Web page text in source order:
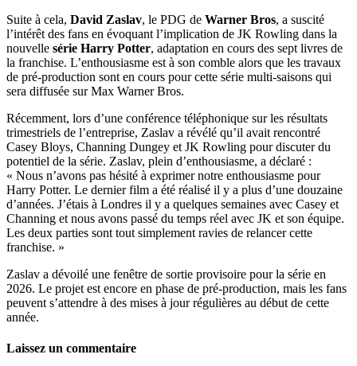
Suite à cela, David Zaslav, le PDG de Warner Bros, a suscité
l’intérêt des fans en évoquant l’implication de JK Rowling dans la
nouvelle série Harry Potter, adaptation en cours des sept livres de
la franchise. L’enthousiasme est à son comble alors que les travaux
de pré-production sont en cours pour cette série multi-saisons qui
sera diffusée sur Max Warner Bros.
Récemment, lors d’une conférence téléphonique sur les résultats
trimestriels de l’entreprise, Zaslav a révélé qu’il avait rencontré
Casey Bloys, Channing Dungey et JK Rowling pour discuter du
potentiel de la série. Zaslav, plein d’enthousiasme, a déclaré :
« Nous n’avons pas hésité à exprimer notre enthousiasme pour
Harry Potter. Le dernier film a été réalisé il y a plus d’une douzaine
d’années. J’étais à Londres il y a quelques semaines avec Casey et
Channing et nous avons passé du temps réel avec JK et son équipe.
Les deux parties sont tout simplement ravies de relancer cette
franchise. »
Zaslav a dévoilé une fenêtre de sortie provisoire pour la série en
2026. Le projet est encore en phase de pré-production, mais les fans
peuvent s’attendre à des mises à jour régulières au début de cette
année.
Laissez un commentaire